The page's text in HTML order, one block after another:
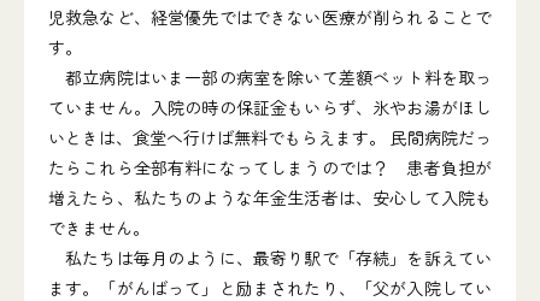
児救急など、経営優先ではできない医療が削られることで
す。
都立病院はいま一部の病室を除いて差額ベット料を取っ
ていません。入院の時の保証金もいらず、氷やお湯がほし
いときは、食堂へ行けば無料でもらえます。 民間病院だっ
たらこれら全部有料になってしまうのでは？ 患者負担が
増えたら、私たちのような年金生活者は、安心して入院も
できません。
私たちは毎月のように、最寄り駅で「存続」を訴えてい
ます。「がんばって」と励まされたり、「父が入院してい